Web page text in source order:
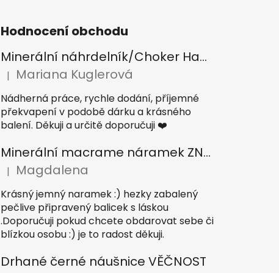
Hodnocení obchodu
Minerální náhrdelník/Choker Hamsa/Lapis lazuli, Tygří oko, Apatit
Hodnocení produktu je 5 z 5 hvězdiček.
| Mariana Kuglerová
Nádherná práce, rychle dodání, příjemné
překvapení v podobě dárku a krásného
balení. Děkuji a určitě doporučuji ❤️
Minerální macrame náramek ZNAMENÍ
Hodnocení produktu je 5 z 5 hvězdiček.
| Magdalena
Krásný jemný naramek :) hezky zabalený
pečlive připravený balicek s láskou
.Doporučuji pokud chcete obdarovat sebe či
blízkou osobu :) je to radost děkuji.
Drhané černé náušnice VĚČNOST